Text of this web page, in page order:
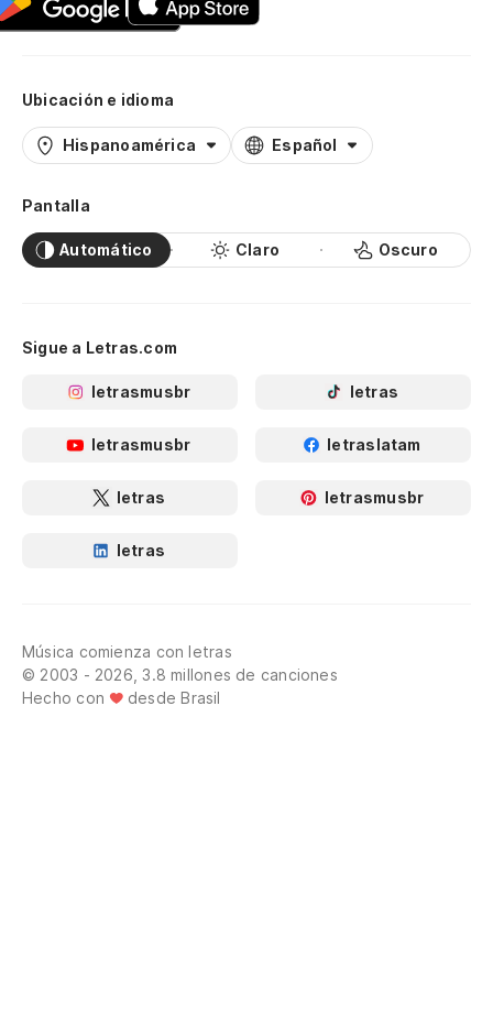
Ubicación e idioma
Hispanoamérica Español
Pantalla
Automático Claro Oscuro
Sigue a Letras.com
letrasmusbr letras
letrasmusbr letraslatam
letras letrasmusbr
letras
Música comienza con letras
© 2003 - 2026, 3.8 millones de canciones
Hecho con
desde Brasil